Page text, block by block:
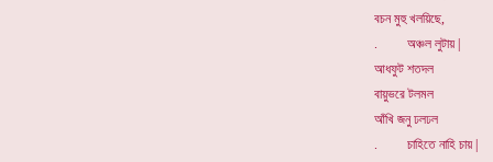
বচন মুহু খলয়িছে,
. অঞ্চল লুটায় |
আধফুট শতদল
বায়ুভরে টলমল
আঁখি জনু ঢলঢল
. চাহিতে নাহি চায় |